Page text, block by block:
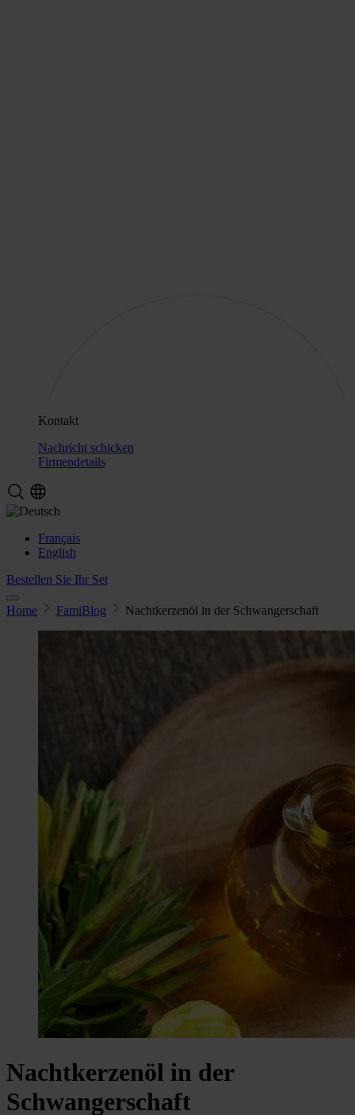
Kontakt
Nachricht schicken
Firmendetails
Français
English
Bestellen Sie Ihr Set
Home FamiBlog Nachtkerzenöl in der Schwangerschaft
Nachtkerzenöl in der
Schwangerschaft